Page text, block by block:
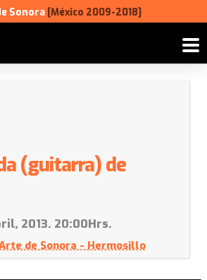
Sonora [México 2009-2018]
(guitarra) de
2013. 20:00Hrs.
de Sonora - Hermosillo